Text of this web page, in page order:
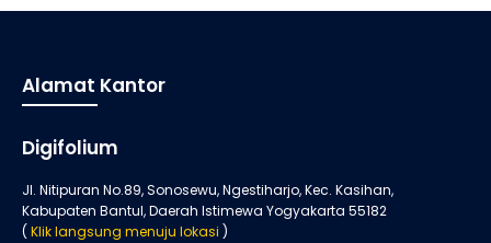
Alamat Kantor
Digifolium
Jl. Nitipuran No.89, Sonosewu, Ngestiharjo, Kec. Kasihan,
Kabupaten Bantul, Daerah Istimewa Yogyakarta 55182
( Klik langsung menuju lokasi )